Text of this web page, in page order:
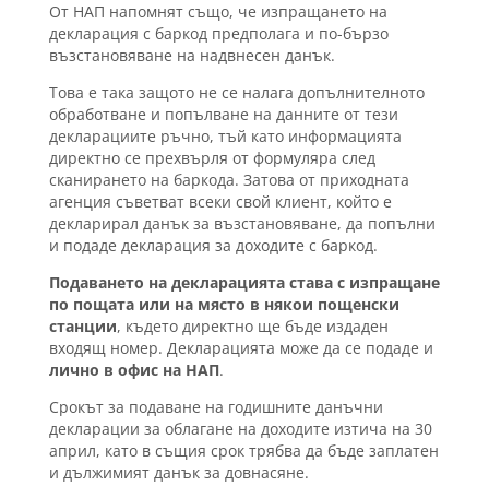
От НАП напомнят също, че изпращането на
декларация с баркод предполага и по-бързо
възстановяване на надвнесен данък.
Това е така защото не се налага допълнителното
обработване и попълване на данните от тези
декларациите ръчно, тъй като информацията
директно се прехвърля от формуляра след
сканирането на баркода. Затова от приходната
агенция съветват всеки свой клиент, който е
декларирал данък за възстановяване, да попълни
и подаде декларация за доходите с баркод.
Подаването на декларацията става с изпращане
по пощата или на място в някои пощенски
станции, където директно ще бъде издаден
входящ номер. Декларацията може да се подаде и
лично в офис на НАП.
Срокът за подаване на годишните данъчни
декларации за облагане на доходите изтича на 30
април, като в същия срок трябва да бъде заплатен
и дължимият данък за довнасяне.